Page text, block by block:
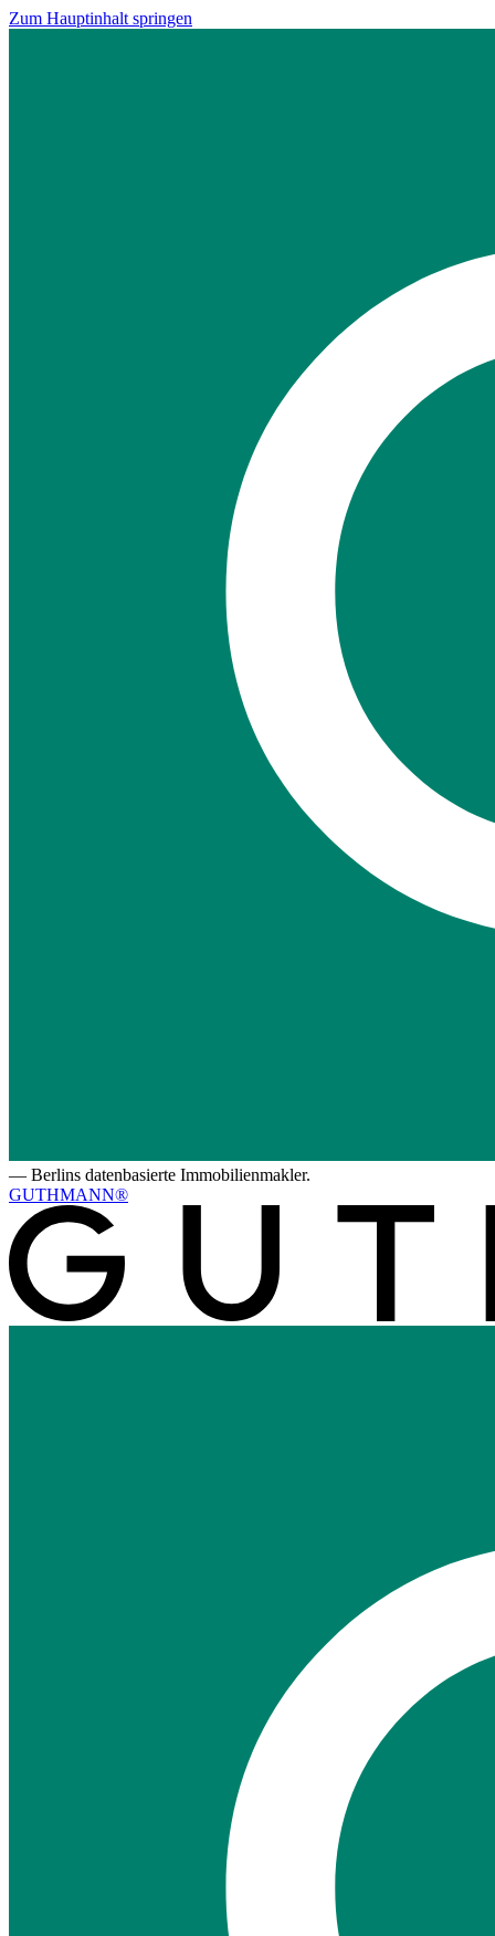
Zum Hauptinhalt springen
— Berlins datenbasierte Immobilienmakler.
GUTHMANN®